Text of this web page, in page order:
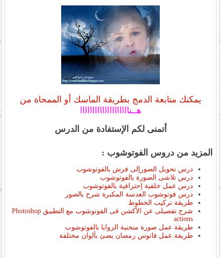
يمكنك متابعة الدمج بطريقة الماسك أو الممحاة من
هــناااااااااااااااااااا
أتمنى لكم الإستفادة من الدرس
المزيد من دروس الفوتوشوب :
درس تحويل الصورإلى فرش بالفوتوشوب
درس تلاشى الصورة بالفوتوشوب
درس عمل خلفية إحترافية بالفوتوشوب
درس فوتوشوب العدسة المكبرة شرح بالصور
طريقة تركيب الخطوط
شرح تفصيلى عن الأكشن فى الفوتوشوب مع التطبيق Photoshop
actions
طريقة عمل صورة منحنية الزوايا بالفوتوشوب
طريقة عمل فانوس رمضان يضئ بألوان مختلفة